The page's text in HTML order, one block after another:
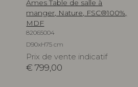
Ames Table de salle à
manger, Nature, FSC®100%,
MDF
82065004
D90xH75 cm
Prix de vente indicatif
€ 799,00